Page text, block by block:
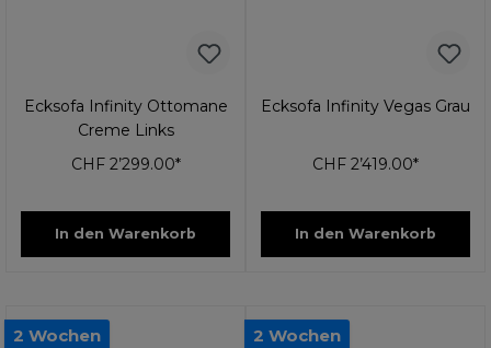
Ecksofa Infinity Ottomane
Creme Links
CHF 2’299.00*
In den Warenkorb
Ecksofa Infinity Vegas Grau
CHF 2’419.00*
In den Warenkorb
2 Wochen 2 Wochen